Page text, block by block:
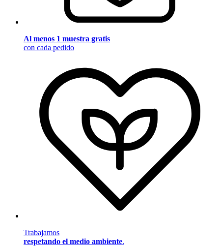
Al menos 1 muestra gratis
con cada pedido
Trabajamos
respetando el medio ambiente.